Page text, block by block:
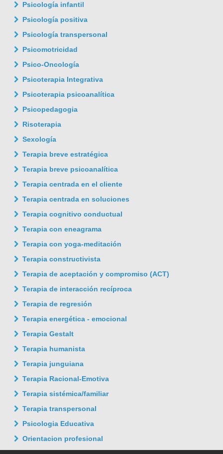
Psicología infantil
Psicología positiva
Psicología transpersonal
Psicomotricidad
Psico-Oncología
Psicoterapia Integrativa
Psicoterapia psicoanalítica
Psicopedagogia
Risoterapia
Sexología
Terapia breve estratégica
Terapia breve psicoanalítica
Terapia centrada en el cliente
Terapia centrada en soluciones
Terapia cognitivo conductual
Terapia con eneagrama
Terapia con yoga-meditación
Terapia constructivista
Terapia de aceptación y compromiso (ACT)
Terapia de interacción recíproca
Terapia de regresión
Terapia energética - emocional
Terapia Gestalt
Terapia humanista
Terapia junguiana
Terapia Racional-Emotiva
Terapia sistémica/familiar
Terapia transpersonal
Psicologia Educativa
Orientacion profesional